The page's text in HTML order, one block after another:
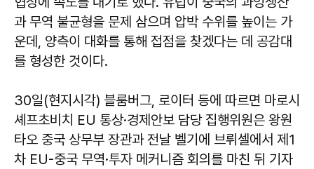
과 무역 불균형을 문제 삼으며 압박 수위를 높이는 가
운데, 양측이 대화를 통해 접점을 찾겠다는 데 공감대
를 형성한 것이다.
30일(현지시각) 블룸버그, 로이터 등에 따르면 마로시
셰프초비치 EU 통상·경제안보 담당 집행위원은 왕원
타오 중국 상무부 장관과 전날 벨기에 브뤼셀에서 제1
차 EU-중국 무역·투자 메커니즘 회의를 마친 뒤 기자